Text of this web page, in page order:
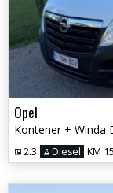
Opel
2.3 Diesel KM